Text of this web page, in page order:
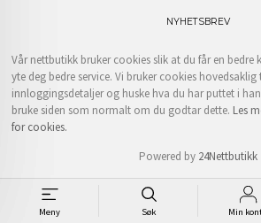
Meny Søk Min
NYHETSBREV
Vår nettbutikk bruker cookies slik at du får en bedre
yte deg bedre service. Vi bruker cookies
innloggingsdetaljer og huske hva du har puttet i
bruke siden som normalt om du godtar dette. Les
for cookies.
Powered by 24Nettbutikk